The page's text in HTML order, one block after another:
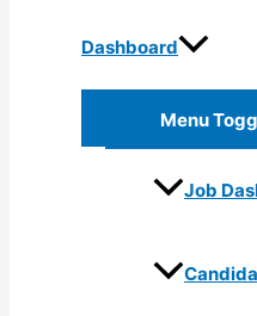
Dashboard
Menu
Job